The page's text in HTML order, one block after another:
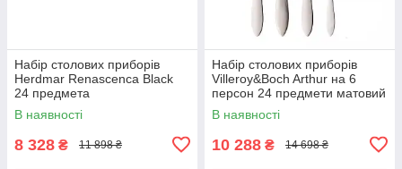
Набір столових приборів
Herdmar Renascenca Black
24 предмета
В наявності
8 328 ₴ 11 898 ₴
Набір столових приборів
Villeroy&Boch Arthur на 6
персон 24 предмети матовий
1263949037
В наявності
10 288 ₴ 14 698 ₴